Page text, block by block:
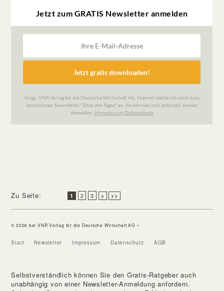
Zu Seite: 1 2 3 > >>
© 2026 bei VNR Verlag für die Deutsche Wirtschaft AG •
Start Newsletter Impressum Datenschutz AGB
Selbstverständlich können Sie den Gratis-Ratgeber auch
unabhängig von einer Newsletter-Anmeldung anfordern.